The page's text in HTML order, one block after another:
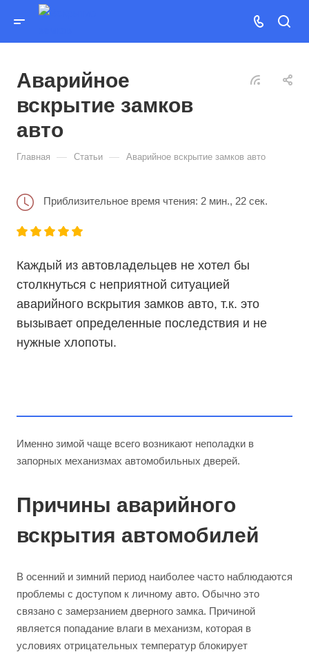
Аварийное
вскрытие замков
авто
Главная — Статьи — Аварийное вскрытие замков авто
Приблизительное время чтения: 2 мин., 22 сек.
Каждый из автовладельцев не хотел бы
столкнуться с неприятной ситуацией
аварийного вскрытия замков авто, т.к. это
вызывает определенные последствия и не
нужные хлопоты.
Именно зимой чаще всего возникают неполадки в
запорных механизмах автомобильных дверей.
Причины аварийного
вскрытия автомобилей
В осенний и зимний период наиболее часто наблюдаются
проблемы с доступом к личному авто. Обычно это
связано с замерзанием дверного замка. Причиной
является попадание влаги в механизм, которая в
условиях отрицательных температур блокирует